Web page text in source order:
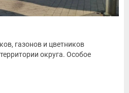
газонов и цветников
округа. Особое